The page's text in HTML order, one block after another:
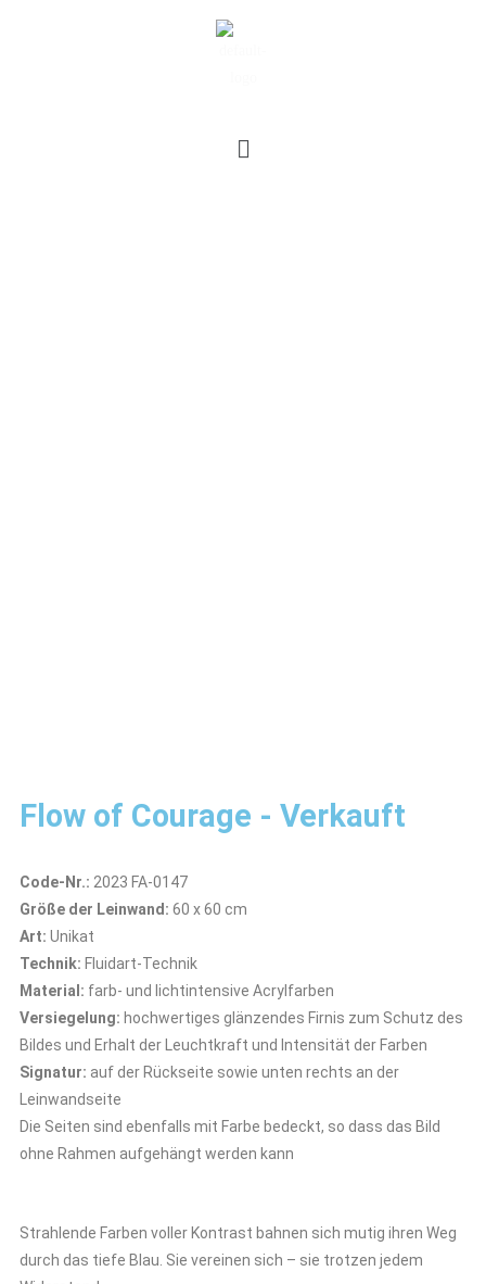
Flow of Courage - Verkauft
Code-Nr.: 2023 FA-0147
Größe der Leinwand: 60 x 60 cm
Art: Unikat
Technik: Fluidart-Technik
Material: farb- und lichtintensive Acrylfarben
Versiegelung: hochwertiges glänzendes Firnis zum Schutz des
Bildes und Erhalt der Leuchtkraft und Intensität der Farben
Signatur: auf der Rückseite sowie unten rechts an der
Leinwandseite
Die Seiten sind ebenfalls mit Farbe bedeckt, so dass das Bild
ohne Rahmen aufgehängt werden kann
Strahlende Farben voller Kontrast bahnen sich mutig ihren Weg
durch das tiefe Blau. Sie vereinen sich – sie trotzen jedem